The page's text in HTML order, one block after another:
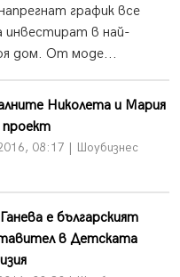
график все
инвестират в най-
дом. От моде...
Николета и Мария
08:17 | Шоубизнес
е българският
в Детската